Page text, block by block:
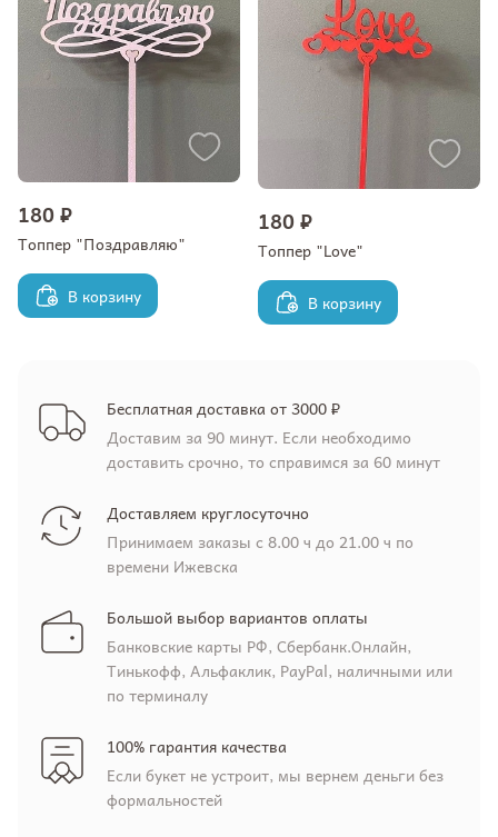
180 ₽
Топпер "Поздравляю"
В корзину
180 ₽
Топпер "Love"
В корзину
Бесплатная доставка от 3000 ₽
Доставим за 90 минут. Если необходимо
доставить срочно, то справимся за 60 минут
Доставляем круглосуточно
Принимаем заказы с 8.00 ч до 21.00 ч по
времени Ижевска
Большой выбор вариантов оплаты
Банковские карты РФ, Сбербанк.Онлайн,
Тинькофф, Альфаклик, PayPal, наличными или
по терминалу
100% гарантия качества
Если букет не устроит, мы вернем деньги без
формальностей